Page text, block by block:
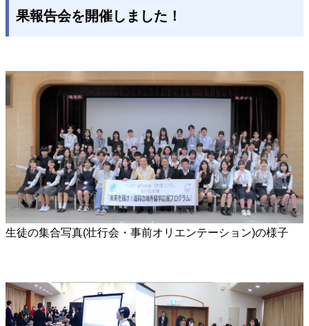
果報告会を開催しました！
生徒の集合写真(壮行会・事前オリエンテーション)の様子